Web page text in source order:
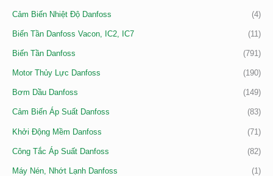
Cảm Biến Nhiệt Độ Danfoss (4)
Biến Tần Danfoss Vacon, IC2, IC7 (11)
Biến Tần Danfoss (791)
Motor Thủy Lực Danfoss (190)
Bơm Dầu Danfoss (149)
Cảm Biến Áp Suất Danfoss (83)
Khởi Động Mềm Danfoss (71)
Công Tắc Áp Suất Danfoss (82)
Máy Nén, Nhớt Lạnh Danfoss (1)